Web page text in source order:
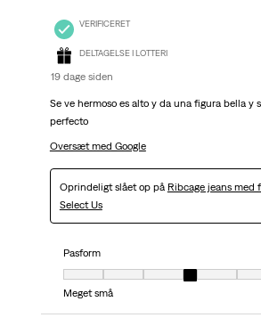
VERIFICERET
DELTAGELSE I LOTTERI
19 dage siden
Se ve hermoso es alto y da una figura bella y
perfecto
Oversæt med Google
Oprindeligt slået op på Ribcage jeans
Select Us
Pasform
Pasform, 4 ud af 7, hvor 1 er lig med
Meget små